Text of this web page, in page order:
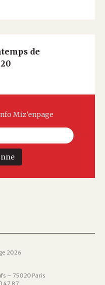
de
Miz'enpage
2026
– 75020 Paris